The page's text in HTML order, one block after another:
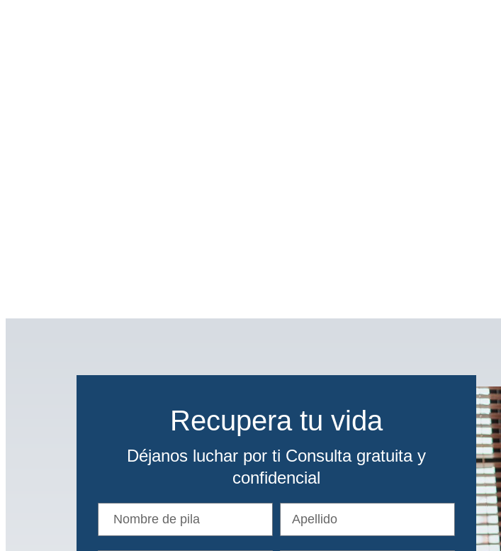
Recupera tu vida
Déjanos luchar por ti Consulta gratuita y
confidencial